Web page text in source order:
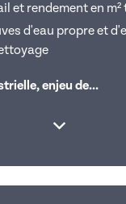
et rendement en
d'eau propre et
enjeu de...
Afficher la